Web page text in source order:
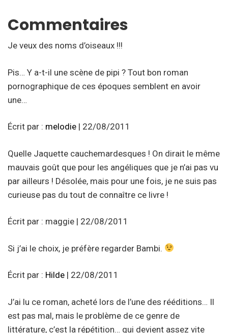
Commentaires
Je veux des noms d’oiseaux !!!
Pis… Y a-t-il une scène de pipi ? Tout bon roman
pornographique de ces époques semblent en avoir
une…
Écrit par : melodie | 22/08/2011
Quelle Jaquette cauchemardesques ! On dirait le même
mauvais goût que pour les angéliques que je n’ai pas vu
par ailleurs ! Désolée, mais pour une fois, je ne suis pas
curieuse pas du tout de connaître ce livre !
Écrit par : maggie | 22/08/2011
Si j’ai le choix, je préfère regarder Bambi.
Écrit par : Hilde | 22/08/2011
J’ai lu ce roman, acheté lors de l’une des rééditions… Il
est pas mal, mais le problème de ce genre de
littérature, c’est la répétition… qui devient assez vite